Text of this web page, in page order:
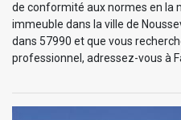
de conformité aux normes en la
immeuble dans la ville de
dans 57990 et que vous
professionnel, adressez-vous à